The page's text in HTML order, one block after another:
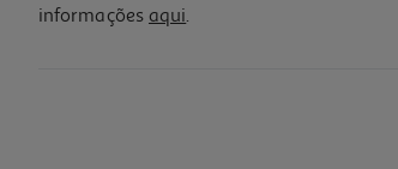
informações aqui.